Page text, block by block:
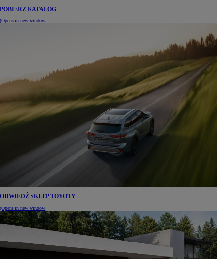
POBIERZ KATALOG
(Opens in new window)
ODWIEDŹ SKLEP TOYOTY
(Opens in new window)